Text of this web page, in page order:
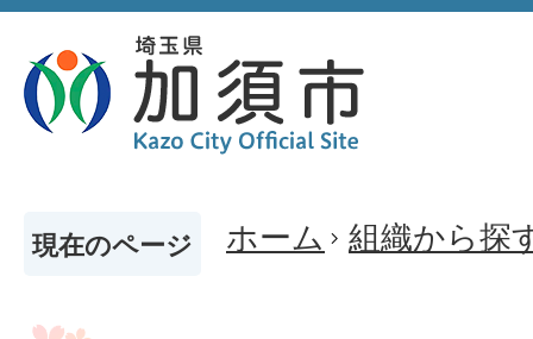
現在のページ ホーム 組織から探